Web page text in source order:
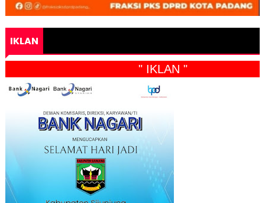
IKLAN
" IKLAN "